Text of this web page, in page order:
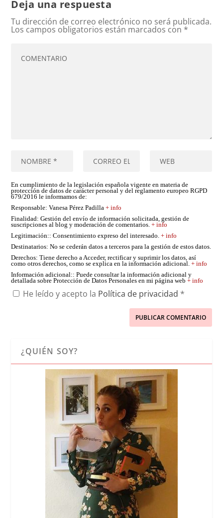
Deja una respuesta
Tu dirección de correo electrónico no será publicada.
Los campos obligatorios están marcados con *
En cumplimiento de la legislación española vigente en materia de
protección de datos de carácter personal y del reglamento europeo RGPD
679/2016 le informamos de:
Responsable: Vanesa Pérez Padilla+ info
Finalidad: Gestión del envío de información solicitada, gestión de
suscripciones al blog y moderación de comentarios.+ info
Legitimación:: Consentimiento expreso del interesado.+ info
Destinatarios: No se cederán datos a terceros para la gestión de estos datos.
Derechos: Tiene derecho a Acceder, rectificar y suprimir los datos, así
como otros derechos, como se explica en la información adicional.+ info
Información adicional:: Puede consultar la información adicional y
detallada sobre Protección de Datos Personales en mi página web+ info
He leído y acepto la Política de privacidad *
¿QUIÉN SOY?